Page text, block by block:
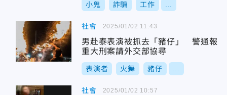
小鬼 詐騙 工作
社會
男赴泰表演被抓去「豬仔」 警通報
重大刑案請外交部協尋
表演者 火舞 豬仔
2025/01/02 11:43
社會 2025/01/02 10:57